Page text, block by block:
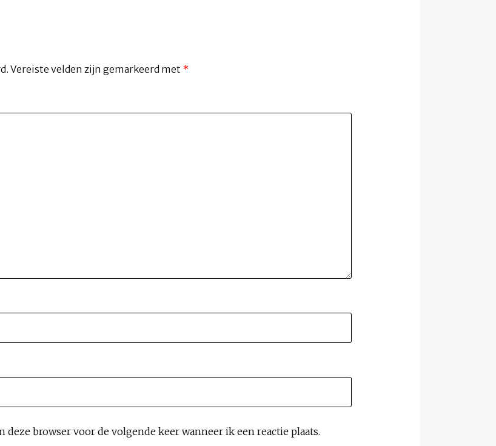
Vereiste velden zijn gemarkeerd met *
deze browser voor de volgende keer wanneer ik een reactie plaats.